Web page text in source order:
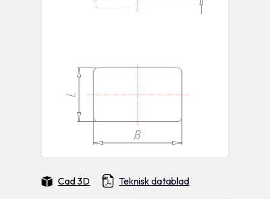
Cad 3D Teknisk datablad